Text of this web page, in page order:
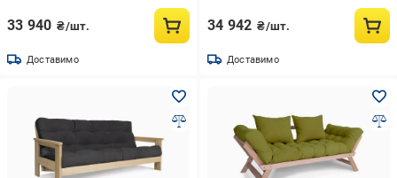
33 940 ₴/шт.
Доставимо
34 942 ₴/шт.
Доставимо